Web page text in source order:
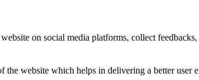
on social media platforms, collect
the website which helps in delivering a better user